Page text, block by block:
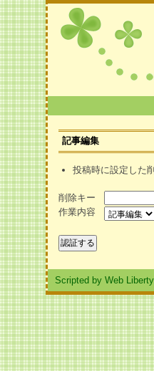
記事編集
投稿時に設定した
削除キー
作業内容
Scripted by Web Liberty